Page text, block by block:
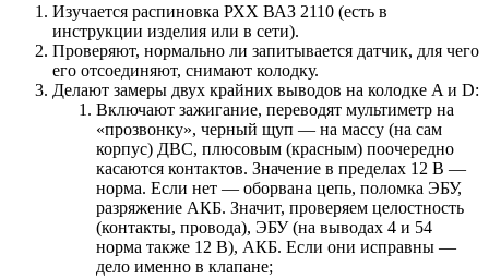
Изучается распиновка РХХ ВАЗ 2110 (есть в
инструкции изделия или в сети).
Проверяют, нормально ли запитывается датчик, для чего
его отсоединяют, снимают колодку.
Делают замеры двух крайних выводов на колодке A и D:
Включают зажигание, переводят мультиметр на
«прозвонку», черный щуп — на массу (на сам
корпус) ДВС, плюсовым (красным) поочередно
касаются контактов. Значение в пределах 12 В —
норма. Если нет — оборвана цепь, поломка ЭБУ,
разряжение АКБ. Значит, проверяем целостность
(контакты, провода), ЭБУ (на выводах 4 и 54
норма также 12 В), АКБ. Если они исправны —
дело именно в клапане;